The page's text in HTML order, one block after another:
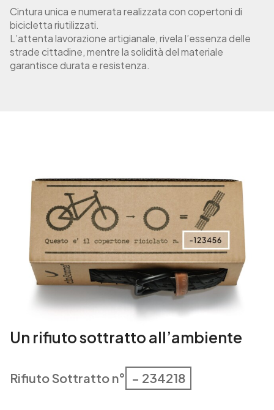
e
s
t
r
a
o
Cintura unica e numerata realizzata con copertoni di
bicicletta riutilizzati.
L’attenta lavorazione artigianale, rivela l’essenza delle
strade cittadine, mentre la solidità del materiale
garantisce durata e resistenza.
Un rifiuto sottratto all’ambiente
Rifiuto Sottratto n° – 234218